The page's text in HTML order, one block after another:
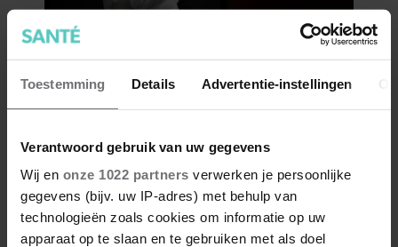
Toestemming Details Advertentie-instellingen
Verantwoord gebruik van uw gegevens
Wij en onze 1022 partners verwerken je persoonlijke
gegevens (bijv. uw IP-adres) met behulp van
technologieën zoals cookies om informatie op uw
apparaat op te slaan en te gebruiken met als doel